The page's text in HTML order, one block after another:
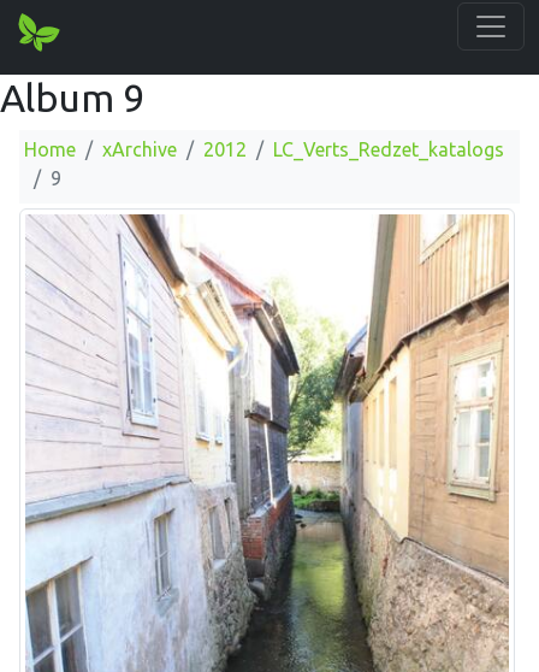
Album 9
Home xArchive 2012
LC_Verts_Redzet_katalogs
9